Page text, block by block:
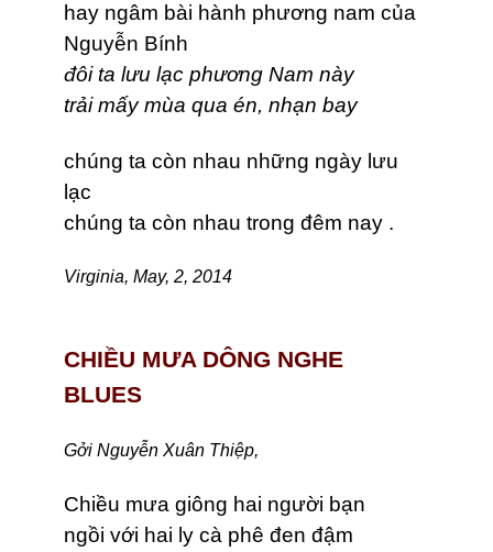
hay ngâm bài hành phương nam của
Nguyễn Bính
đôi ta lưu lạc phương Nam này
trải mấy mùa qua én, nhạn bay
chúng ta còn nhau những ngày lưu
lạc
chúng ta còn nhau trong đêm nay .
Virginia, May, 2, 2014
CHIỀU MƯA DÔNG NGHE
BLUES
Gởi Nguyễn Xuân Thiệp,
Chiều mưa giông hai người bạn
ngồi với hai ly cà phê đen đậm